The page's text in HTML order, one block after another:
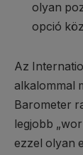
olyan
opció
Az
alkalommal
Barometer
legjobb
ezzel olyan